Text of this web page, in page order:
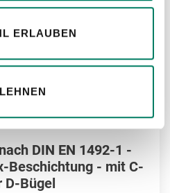
ERLAUBEN
DIN EN 1492-1 -
Beschichtung - mit C-
D-Bügel